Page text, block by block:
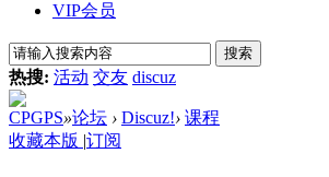
VIP会员
搜索
热搜: 活动 交友 discuz
CPGPS»论坛 › Discuz!› 课程
收藏本版 |订阅